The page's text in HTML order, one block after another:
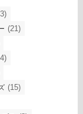
(21)
(15)